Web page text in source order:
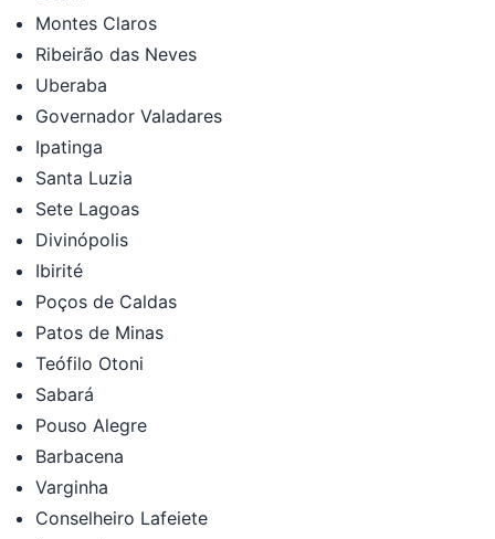
Montes Claros
Ribeirão das Neves
Uberaba
Governador Valadares
Ipatinga
Santa Luzia
Sete Lagoas
Divinópolis
Ibirité
Poços de Caldas
Patos de Minas
Teófilo Otoni
Sabará
Pouso Alegre
Barbacena
Varginha
Conselheiro Lafeiete